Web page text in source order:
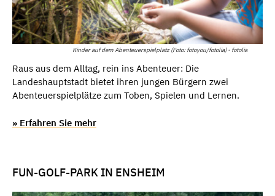
Kinder auf dem Abenteuerspielplatz (Foto: fotoyou/fotolia) - fotolia
Raus aus dem Alltag, rein ins Abenteuer: Die
Landeshauptstadt bietet ihren jungen Bürgern zwei
Abenteuerspielplätze zum Toben, Spielen und Lernen.
» Erfahren Sie mehr
FUN-GOLF-PARK IN ENSHEIM